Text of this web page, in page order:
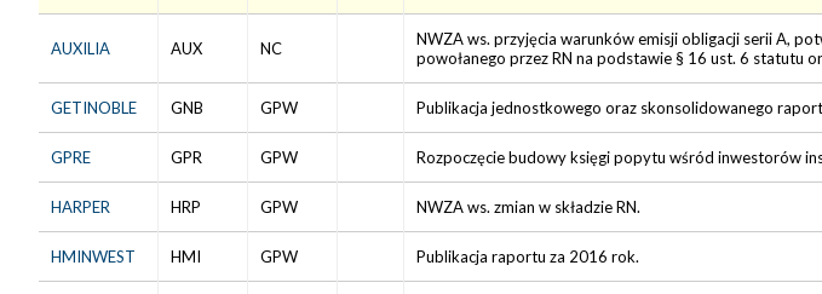
AUXILIA AUX NC
NWZA ws. przyjęcia warunków emisji obligacji serii A,
powołanego przez RN na podstawie § 16 ust. 6 statutu
GETINOBLE GNB GPW Publikacja jednostkowego oraz skonsolidowanego
GPRE GPR GPW Rozpoczęcie budowy księgi popytu wśród inwestorów
HARPER HRP GPW NWZA ws. zmian w składzie RN.
HMINWEST HMI GPW Publikacja raportu za 2016 rok.